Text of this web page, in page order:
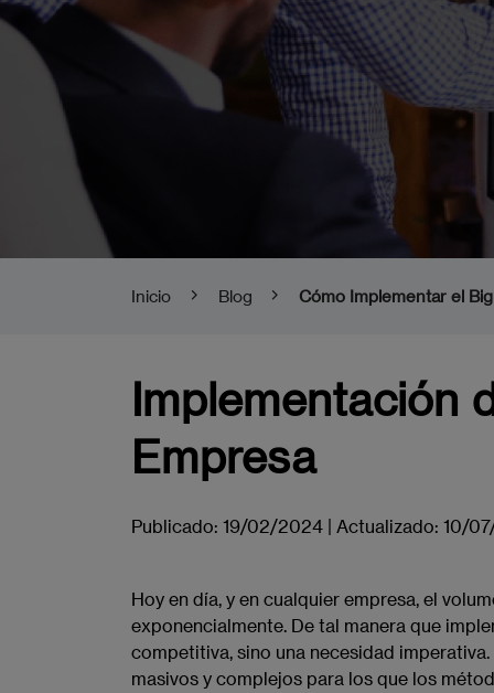
Inicio Blog Cómo Implementar el
Implementación
Empresa
Publicado: 19/02/2024 | Actualizado: 10/
Hoy en día, y en cualquier empresa, el
exponencialmente. De tal manera que
competitiva, sino una necesidad
masivos y complejos para los que los